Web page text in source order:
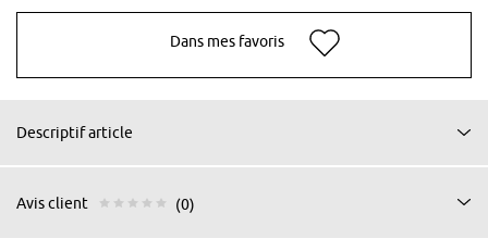
Dans mes favoris
Descriptif article
Avis client (0)